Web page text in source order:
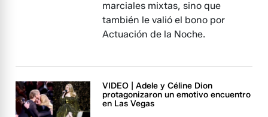
marciales mixtas, sino que
también le valió el bono por
Actuación de la Noche.
VIDEO | Adele y Céline Dion
protagonizaron un emotivo encuentro
en Las Vegas